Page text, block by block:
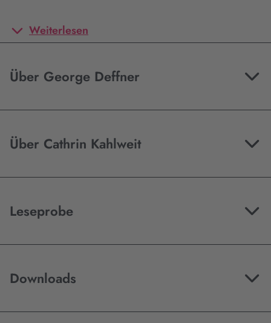
Weiterlesen
Über George Deffner
Über Cathrin Kahlweit
Leseprobe
Downloads